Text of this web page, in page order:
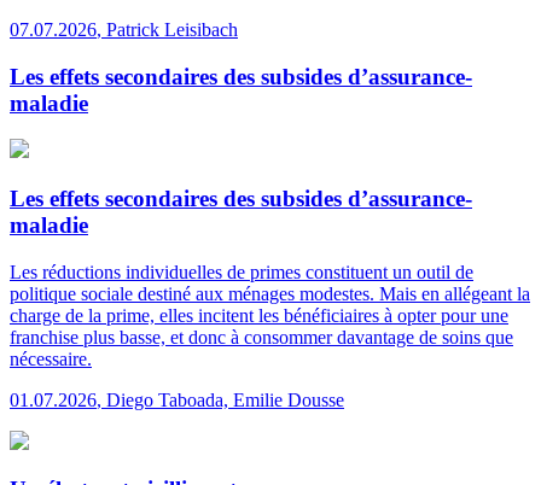
07.07.2026, Patrick Leisibach
Les effets secondaires des subsides d’assurance-
maladie
Les effets secondaires des subsides d’assurance-
maladie
Les réductions individuelles de primes constituent un outil de
politique sociale destiné aux ménages modestes. Mais en allégeant la
charge de la prime, elles incitent les bénéficiaires à opter pour une
franchise plus basse, et donc à consommer davantage de soins que
nécessaire.
01.07.2026, Diego Taboada, Emilie Dousse